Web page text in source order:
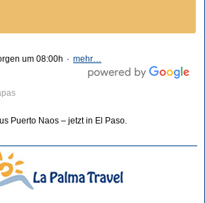
um 08:00h · mehr…
Puerto Naos – jetzt in El Paso.